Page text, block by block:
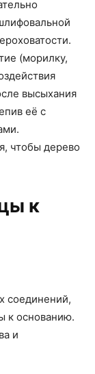
(морилку,
высыхания
её с
чтобы дерево
к
соединений,
к основанию.
и